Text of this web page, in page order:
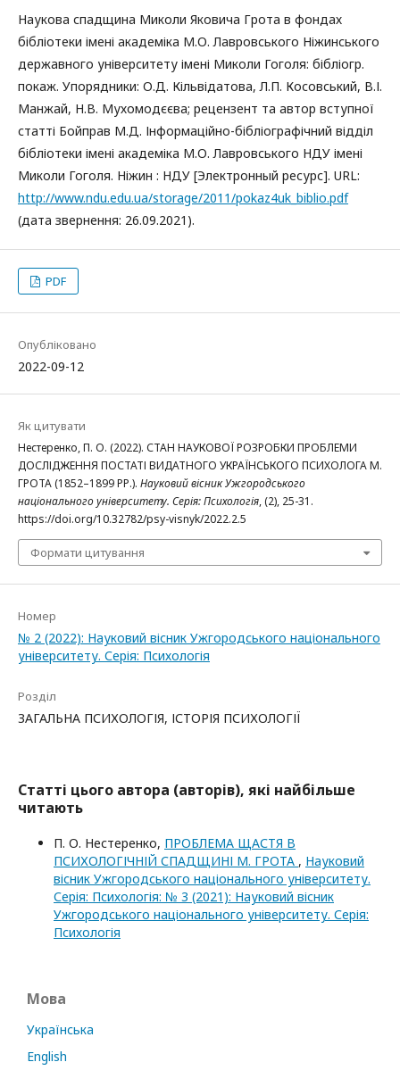
Наукова спадщина Миколи Яковича Грота в фондах
бібліотеки імені академіка М.О. Лавровського Ніжинського
державного університету імені Миколи Гоголя: бібліогр.
покаж. Упорядники: О.Д. Кільвідатова, Л.П. Косовський, В.І.
Манжай, Н.В. Мухомодєєва; рецензент та автор вступної
статті Бойправ М.Д. Інформаційно-бібліографічний відділ
бібліотеки імені академіка М.О. Лавровського НДУ імені
Миколи Гоголя. Ніжин : НДУ [Электронный ресурс]. URL:
http://www.ndu.edu.ua/storage/2011/pokaz4uk_biblio.pdf
(дата звернення: 26.09.2021).
PDF
Опубліковано
2022-09-12
Як цитувати
Нестеренко, П. О. (2022). СТАН НАУКОВОЇ РОЗРОБКИ ПРОБЛЕМИ
ДОСЛІДЖЕННЯ ПОСТАТІ ВИДАТНОГО УКРАЇНСЬКОГО ПСИХОЛОГА М.
ГРОТА (1852–1899 РР.). Науковий вісник Ужгородського
національного університету. Серія: Психологія, (2), 25-31.
https://doi.org/10.32782/psy-visnyk/2022.2.5
Формати цитування
Номер
№ 2 (2022): Науковий вісник Ужгородського національного
університету. Серія: Психологія
Розділ
ЗАГАЛЬНА ПСИХОЛОГІЯ, ІСТОРІЯ ПСИХОЛОГІЇ
Статті цього автора (авторів), які найбільше
читають
П. О. Нестеренко, ПРОБЛЕМА ЩАСТЯ В
ПСИХОЛОГІЧНІЙ СПАДЩИНІ М. ГРОТА , Науковий
вісник Ужгородського національного університету.
Серія: Психологія: № 3 (2021): Науковий вісник
Ужгородського національного університету. Серія:
Психологія
Мова
Українська
English